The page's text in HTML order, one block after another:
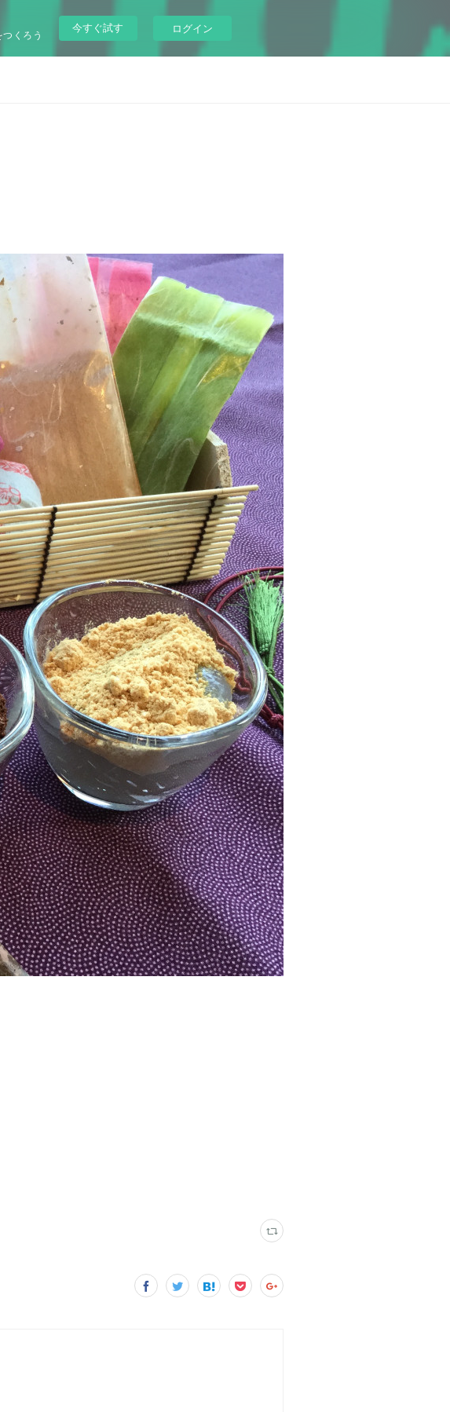
くろう
今すぐ試す ログイン